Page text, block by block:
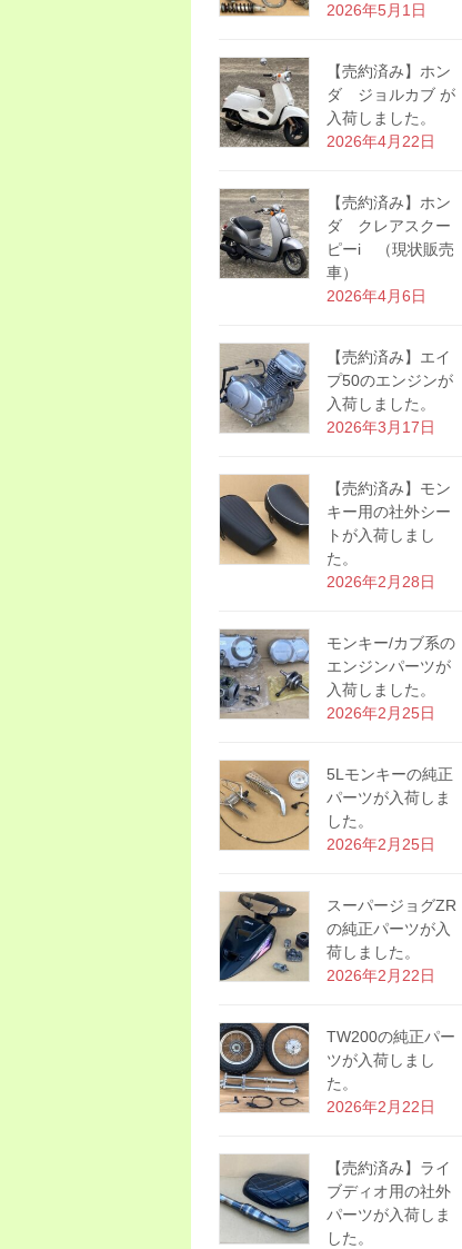
2026年5月1日
【売約済み】ホン
ダ ジョルカブ が
入荷しました。
2026年4月22日
【売約済み】ホン
ダ クレアスクー
ピーi （現状販売
車）
2026年4月6日
【売約済み】エイ
プ50のエンジンが
入荷しました。
2026年3月17日
【売約済み】モン
キー用の社外シー
トが入荷しまし
た。
2026年2月28日
モンキー/カブ系の
エンジンパーツが
入荷しました。
2026年2月25日
5Lモンキーの純正
パーツが入荷しま
した。
2026年2月25日
スーパージョグZR
の純正パーツが入
荷しました。
2026年2月22日
TW200の純正パー
ツが入荷しまし
た。
2026年2月22日
【売約済み】ライ
ブディオ用の社外
パーツが入荷しま
した。